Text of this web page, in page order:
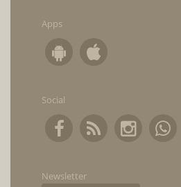
Apps
Social
Newsletter